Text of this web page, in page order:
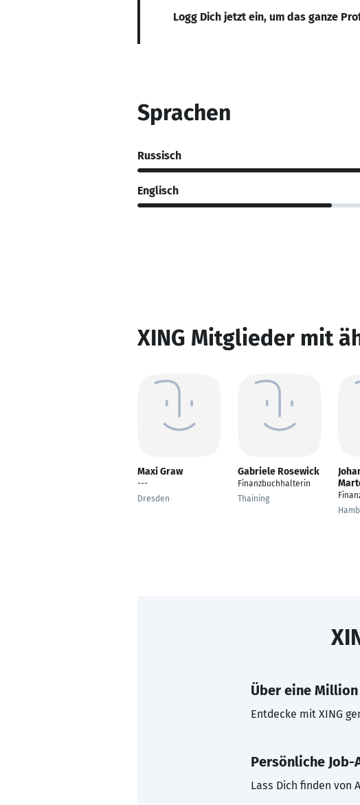
Logg Dich jetzt ein, um das ganze
Sprachen
Russisch
Englisch
XING Mitglieder mit
Maxi Graw
---
Dresden
Gabriele Rosewick
Finanzbuchhalterin
Thaining
Über eine Million
Entdecke mit XING
Persönliche Job-
Lass Dich finden von